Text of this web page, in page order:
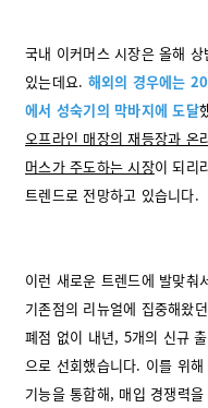
국내 이커머스 시장은 올해
있는데요. 해외의 경우에는
에서 성숙기의 막바지에 도달
오프라인 매장의 재등장과 온
머스가 주도하는 시장이 되리
트렌드로 전망하고 있습니다.
이런 새로운 트렌드에 발맞춰
기존점의 리뉴얼에 집중해왔
폐점 없이 내년, 5개의 신규
으로 선회했습니다. 이를 위해
기능을 통합해, 매입 경쟁력을